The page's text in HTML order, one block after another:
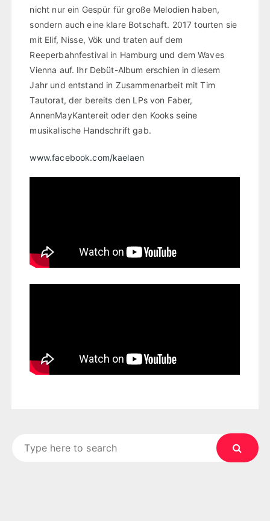
nicht nur ein Gespür für große Melodien haben,
sondern auch eine klare Botschaft. 2017 tourten sie
mit Elif, Nisse, Vök und traten auf dem
Reeperbahnfestival in Hamburg und dem Waves
Vienna auf. Ihr Debüt-Album erschien in diesem
Jahr und entstand in Zusammenarbeit mit Tim
Tautorat, der bereits den LPs von Faber,
AnnenMayKantereit oder den Kooks seine
musikalische Handschrift gab.
www.facebook.com/kaelaen